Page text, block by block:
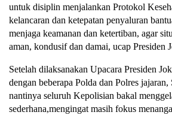
untuk disiplin menjalankan Protokol
kelancaran dan ketepatan penyaluran
menjaga keamanan dan ketertiban, agar
aman, kondusif dan damai, ucap Presiden
Setelah dilaksanakan Upacara Presiden
dengan beberapa Polda dan Polres
nantinya seluruh Kepolisian bakal
sederhana,mengingat masih fokus